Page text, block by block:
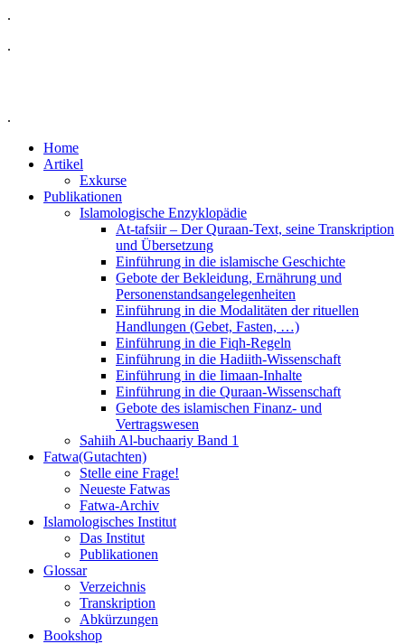
.
.
.
Home
Artikel
Exkurse
Publikationen
Islamologische Enzyklopädie
At-tafsiir – Der Quraan-Text, seine Transkription
und Übersetzung
Einführung in die islamische Geschichte
Gebote der Bekleidung, Ernährung und
Personenstandsangelegenheiten
Einführung in die Modalitäten der rituellen
Handlungen (Gebet, Fasten, …)
Einführung in die Fiqh-Regeln
Einführung in die Hadiith-Wissenschaft
Einführung in die Iimaan-Inhalte
Einführung in die Quraan-Wissenschaft
Gebote des islamischen Finanz- und
Vertragswesen
Sahiih Al-buchaariy Band 1
Fatwa(Gutachten)
Stelle eine Frage!
Neueste Fatwas
Fatwa-Archiv
Islamologisches Institut
Das Institut
Publikationen
Glossar
Verzeichnis
Transkription
Abkürzungen
Bookshop